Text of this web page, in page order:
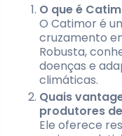
O que é
O Catimor é
cruzamento
Robusta,
doenças e
climáticas.
Quais
produtores
Ele oferece